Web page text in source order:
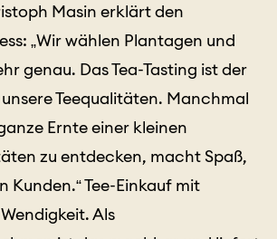
Masin erklärt den
„Wir wählen Plantagen und
genau. Das Tea-Tasting ist der
Teequalitäten. Manchmal
Ernte einer kleinen
zu entdecken, macht Spaß,
Kunden.“ Tee-Einkauf mit
Als